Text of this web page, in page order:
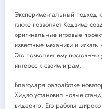
Экспериментальный подход
также позволяет Кодзиме
оригинальные игровые
известные механики и
Это позволяет ему постоянно
интерес к своим играм.
Благодаря разработке
Хидэо установил новые
видеоигр. Его работы